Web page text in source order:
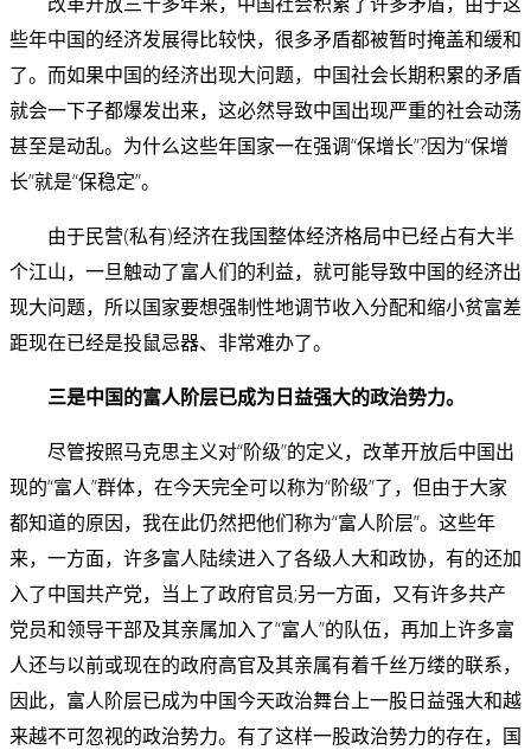
些年中国的经济发展得比较快，很多矛盾都被暂时掩盖和缓和
了。而如果中国的经济出现大问题，中国社会长期积累的矛盾
就会一下子都爆发出来，这必然导致中国出现严重的社会动荡
甚至是动乱。为什么这些年国家一在强调“保增长”?因为“保增
长”就是“保稳定”。
由于民营(私有)经济在我国整体经济格局中已经占有大半
个江山，一旦触动了富人们的利益，就可能导致中国的经济出
现大问题，所以国家要想强制性地调节收入分配和缩小贫富差
距现在已经是投鼠忌器、非常难办了。
三是中国的富人阶层已成为日益强大的政治势力。
尽管按照马克思主义对“阶级”的定义，改革开放后中国出
现的“富人”群体，在今天完全可以称为“阶级”了，但由于大家
都知道的原因，我在此仍然把他们称为“富人阶层”。这些年
来，一方面，许多富人陆续进入了各级人大和政协，有的还加
入了中国共产党，当上了政府官员;另一方面，又有许多共产
党员和领导干部及其亲属加入了“富人”的队伍，再加上许多富
人还与以前或现在的政府高官及其亲属有着千丝万缕的联系，
因此，富人阶层已成为中国今天政治舞台上一股日益强大和越
来越不可忽视的政治势力。有了这样一股政治势力的存在，国